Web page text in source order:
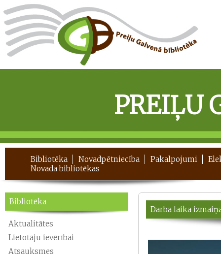
PREIĻU
Bibliotēka Novadpētniecība Pakalpojumi
Novada bibliotēkas
Bibliotēka
Aktualitātes
Lietotāju ievērībai
Atsauksmes
Darba laika